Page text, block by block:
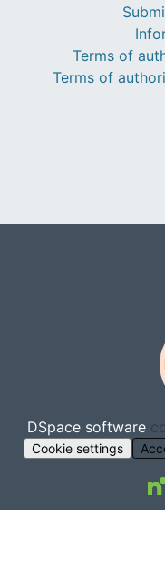
Terms of
Terms of
DSpace software
Cookie settings